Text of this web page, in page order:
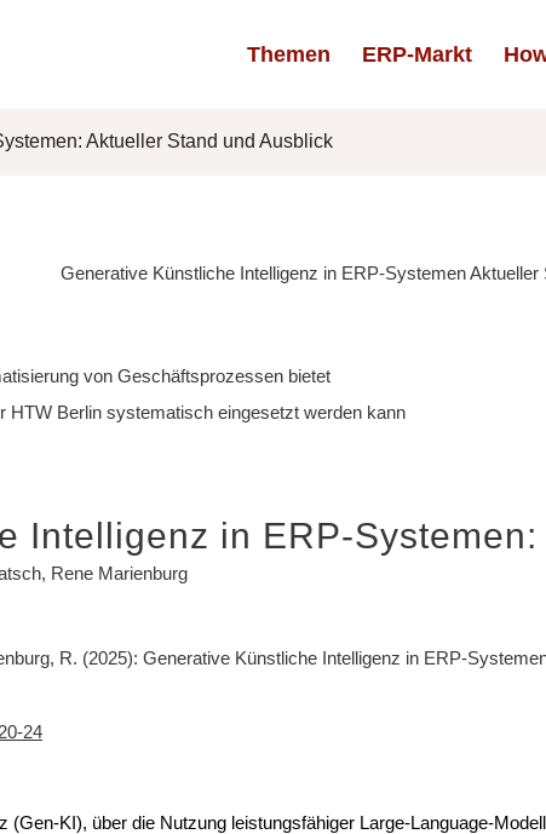
Themen ERP-Markt
Aktueller Stand und Ausblick
von Geschäftsprozessen bietet
HTW Berlin systematisch eingesetzt werden kann
Intelligenz in ERP-
Rene Marienburg
R. (2025): Generative Künstliche Intelligenz in ERP-
24
(Gen-KI), über die Nutzung leistungsfähiger Large-Language-